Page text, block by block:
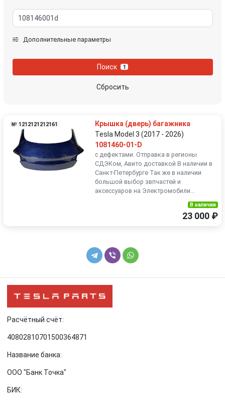
Дополнительные параметры
Поиск 1
Сбросить
№ 1212121212161
Крышка (дверь) багажника
Tesla Model 3 (2017 - 2026)
1081460-01-D
с дефектами. Отправка в регионы
СДЭКом, Авито доставкой В наличии в
Санкт-Петербурге Так же в наличии
большой выбор звпчастей и
аксессуаров на Электромобили...
В наличии
23 000 ₽
Расчётный счёт:
40802810701500364871
Название банка:
ООО "Банк Точка"
БИК: